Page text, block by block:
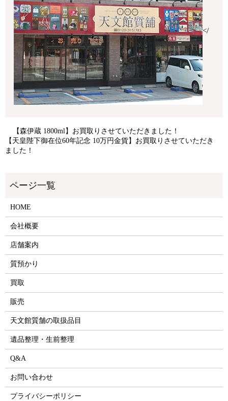
</
【森伊蔵 1800ml】お買取りさせていただきました！
【天皇陛下御在位60年記念 10万円金貨】お買取りさせていただき
ました！
HOME
会社概要
店舗案内
質預かり
買取
販売
天文館質舗の取扱品目
遺品整理・生前整理
Q&A
お問い合わせ
プライバシーポリシー